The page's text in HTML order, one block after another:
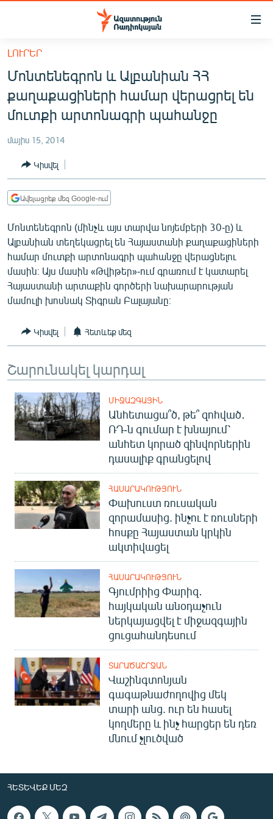
Մատչելիության
հիմնական
բովանդակությանը
հիմնական
մենյուին
ՔԱՂԱՔԱԿԱՆ
ՀԱՍԱՐԱԿՈՒԹՅՈՒՆ
ՏՆՏԵՍՈՒԹՅՈՒՆ
ՊԱՏԵՐԱԶՄԻ 6 ՇԱԲԱԹՆԵՐԸ
ՏԱՐԱԾԱՇՐՋԱՆ
ՄԻՋԱԶԳԱՅԻՆ
ՄՇԱԿՈՒՅԹ
ՍՊՈՐՏ
ՄԵԿՆԱԲԱՆՈՒԹՅՈՒՆ
ՏՏ ԵՒ ԻՆՏԵՐՆԵՏ
ԿՈՐՈՆԱՎԻՐՈՒՍ
ԱՐԽԻՎ
ՏԵՍԱՆՅՈՒԹԵՐ
ՁԳՏԵԼՈՎ ԼԱՎԱԳՈՒՅՆԻՆ
ՓՈԴՔԱՍԹ
Русский
ՀԵՏԵՎԵՔ ՄԵԶ
«Ազատության» բոլոր կայքերը
ԼՈՒՐԵՐ
Մոնտենեգրոն և Ալբանիան ՀՀ
քաղաքացիների համար վերացրել են
մուտքի արտոնագրի պահանջը
մայիս 15, 2014
Կիսվել
Ավելացրեք մեզ Google-ում
Մոնտենեգրոն (մինչև այս տարվա նոյեմբերի 30-ը) և
Ալբանիան տեղեկացրել են Հայաստանի քաղաքացիների
համար մուտքի արտոնագրի պահանջը վերացնելու
մասին։ Այս մասին «Թվիթեր»-ում գրառում է կատարել
Հայաստանի արտաքին գործերի նախարարության
մամուլի խոսնակ Տիգրան Բալայանը։
Կիսվել Հետևեք մեզ
Շարունակել կարդալ
ՄԻՋԱԶԳԱՅԻՆ
Անհետացա՞ծ, թե՞ զոհված․
ՌԴ-ն գումար է խնայում՝
անհետ կորած զինվորներին
դասալիք գրանցելով
ՀԱՍԱՐԱԿՈՒԹՅՈՒՆ
Փախուստ ռուսական
զորամասից. ինչու է ռուսների
հոսքը Հայաստան կրկին
ակտիվացել
ՀԱՍԱՐԱԿՈՒԹՅՈՒՆ
Գյումրիից Փարիզ․
հայկական անօդաչուն
ներկայացվել է միջազգային
ցուցահանդեսում
ՏԱՐԱԾԱՇՐՋԱՆ
Վաշինգտոնյան
գագաթնաժողովից մեկ
տարի անց. ուր են հասել
կողմերը և ինչ հարցեր են դեռ
մնում չլուծված
ՀԵՏԵՎԵՔ ՄԵԶ